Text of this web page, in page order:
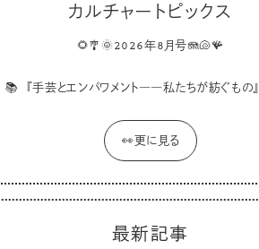
カルチャートピックス
🌻🎐🌞2026年8月号🪼🐚🪸
📚 『手芸とエンパワメント――私たちが紡ぐもの』
👀更に見る
最新記事